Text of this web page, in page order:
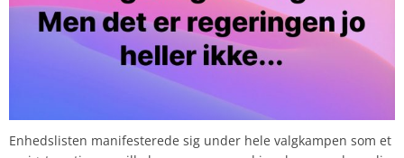
Enhedslisten manifesterede sig under hele valgkampen som et